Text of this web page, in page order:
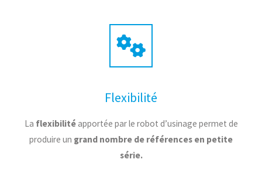
Flexibilité
La flexibilitéapportée par le robot d’usinage permet de
produire un grand nombre de références en petite
série.